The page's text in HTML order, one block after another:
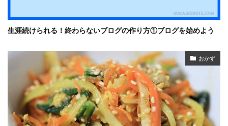
生涯続けられる！終わらないブログの作り方①ブログを始めよう
おかず